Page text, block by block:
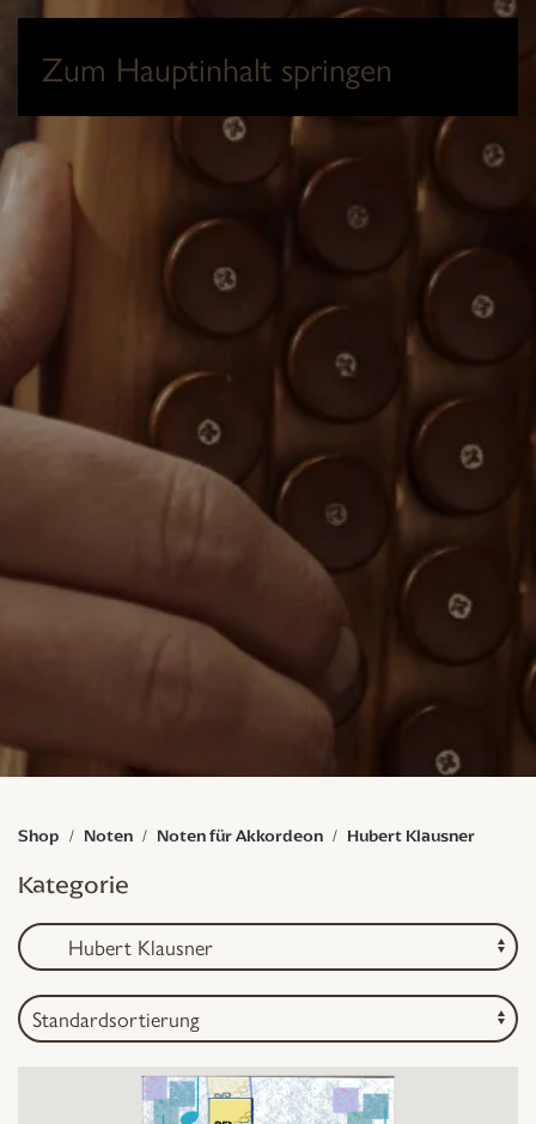
Zum Hauptinhalt springen
Shop Noten Noten für Akkordeon Hubert Klausner
Kategorie